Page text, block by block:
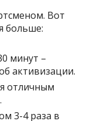
Вот
больше:
минут –
активизации.
отличным
3-4 раза в